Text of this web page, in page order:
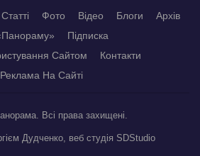
Статті Фото Відео Блоги
Архів
Підписка
Сайтом
Контакти
Реклама На Сайті
Всі права захищені.
Дудченко, веб студія SDStudio